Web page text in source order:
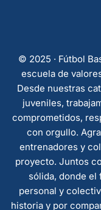
© 2025 · Fútbol
escuela de
Desde nuestras
juveniles,
comprometidos,
con orgullo.
entrenadores y
proyecto. Juntos
sólida, donde
personal y
historia y por